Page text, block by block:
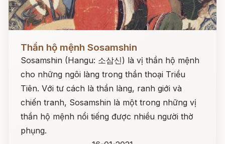
Đọc ngay
Thần hộ mệnh Sosamshin
Sosamshin (Hangu: 소삼신) là vị thần hộ mệnh
cho những ngôi làng trong thần thoại Triều
Tiên. Với tư cách là thần làng, ranh giới và
chiến tranh, Sosamshin là một trong những vị
thần hộ mệnh nổi tiếng được nhiều người thờ
phụng.